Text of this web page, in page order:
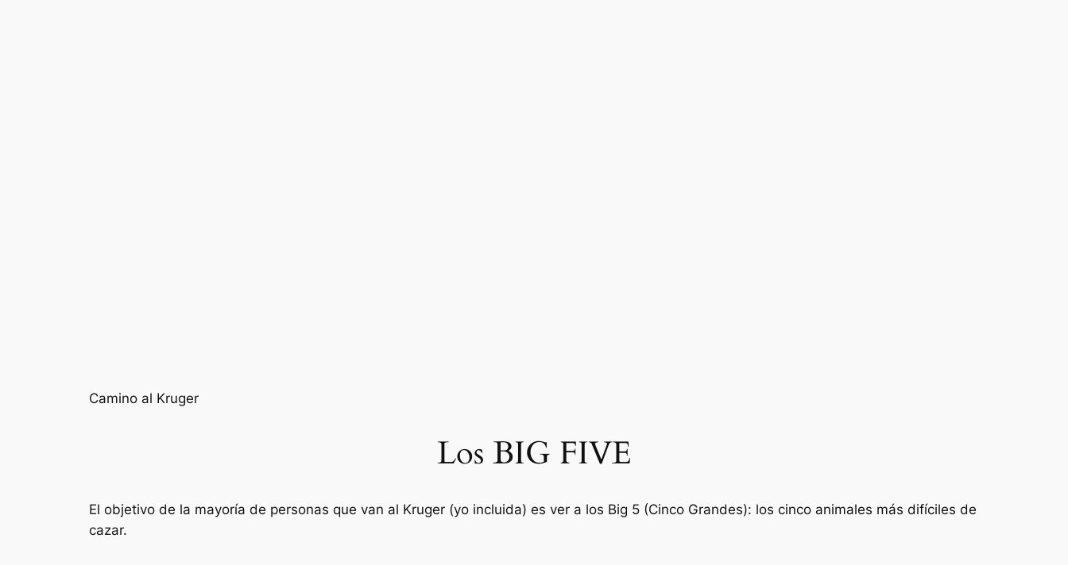
Camino al Kruger
Los BIG FIVE
El objetivo de la mayoría de personas que van al Kruger (yo incluida) es ver a los Big 5 (Cinco Grandes): los cinco animales más difíciles de
cazar.